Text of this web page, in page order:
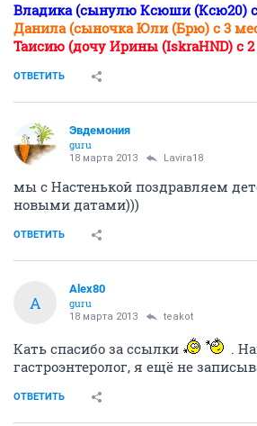
Владика (сынулю Ксюши (Ксю20)
Данила (сыночка Юли (Брю) с 3
Таисию (дочу Ирины (IskraHND) с
ОТВЕТИТЬ
Эвдемония
guru
18 марта 2013 Lavira18
мы с Настенькой поздравляем
новыми датами)))
ОТВЕТИТЬ
A
Alex80
guru
18 марта 2013 teakot
Кать спасибо за ссылки
.
гастроэнтеролог, я ещё не
ОТВЕТИТЬ